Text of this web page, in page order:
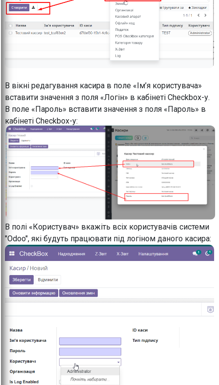
В вікні редагування касира в поле «Ім’я користувача»
вставити значення з поля «Логін» в кабінеті Checkbox-у.
В поле «Пароль» вставити значення з поля «Пароль» в
кабінеті Checkbox-у:
В полі «Користувач» вкажіть всіх користувачів системи
"Odoo", які будуть працювати під логіном даного касира: